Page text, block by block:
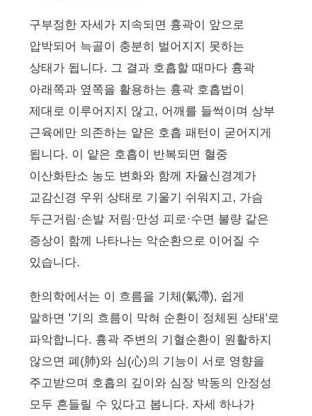
구부정한 자세가 지속되면 흉곽이 앞으로
압박되어 늑골이 충분히 벌어지지 못하는
상태가 됩니다. 그 결과 호흡할 때마다 흉곽
아래쪽과 옆쪽을 활용하는 흉곽 호흡법이
제대로 이루어지지 않고, 어깨를 들썩이며 상부
근육에만 의존하는 얕은 호흡 패턴이 굳어지게
됩니다. 이 얕은 호흡이 반복되면 혈중
이산화탄소 농도 변화와 함께 자율신경계가
교감신경 우위 상태로 기울기 쉬워지고, 가슴
두근거림·손발 저림·만성 피로·수면 불량 같은
증상이 함께 나타나는 악순환으로 이어질 수
있습니다.
한의학에서는 이 흐름을 기체(氣滯), 쉽게
말하면 '기의 흐름이 막혀 순환이 정체된 상태'로
파악합니다. 흉곽 주변의 기혈순환이 원활하지
않으면 폐(肺)와 심(心)의 기능이 서로 영향을
주고받으며 호흡의 깊이와 심장 박동의 안정성
모두 흔들릴 수 있다고 봅니다. 자세 하나가